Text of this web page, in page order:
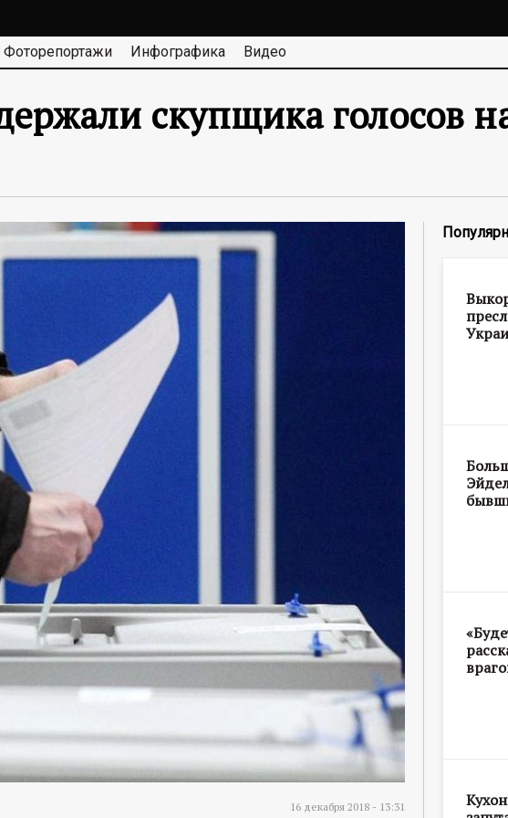
Фоторепортажи Инфографика Видео
скупщика голосов
16 декабря 2018 - 13:31